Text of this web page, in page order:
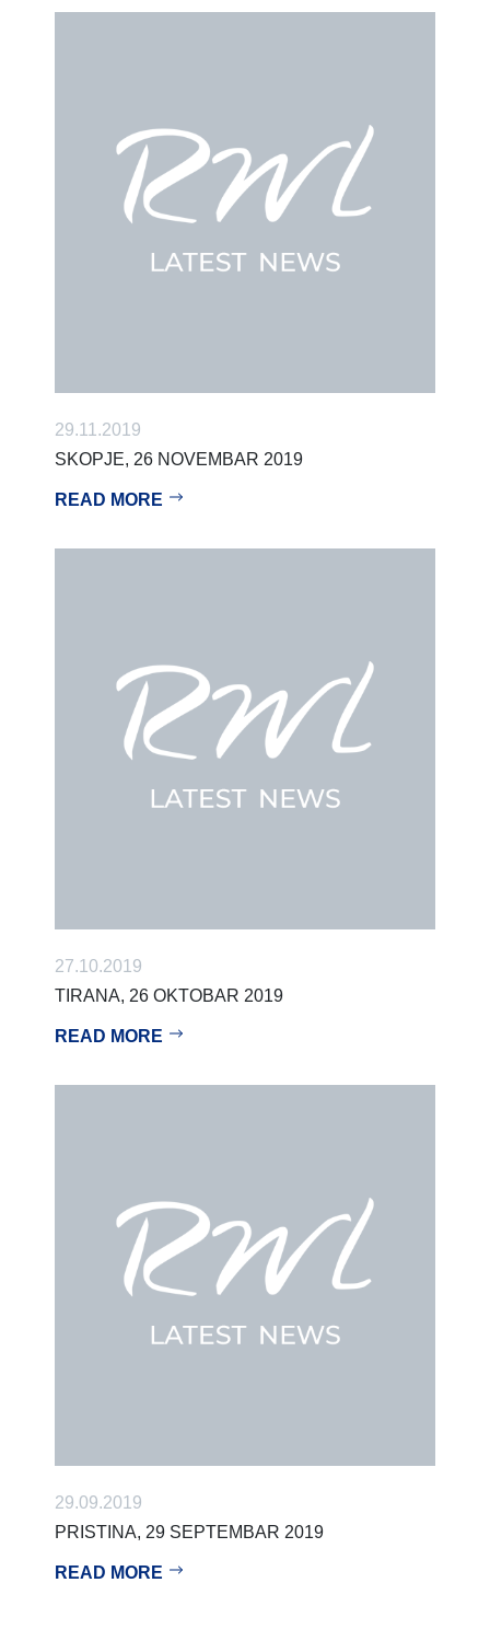
29.11.2019
SKOPJE, 26 NOVEMBAR 2019
READ MORE
27.10.2019
TIRANA, 26 OKTOBAR 2019
READ MORE
29.09.2019
PRISTINA, 29 SEPTEMBAR 2019
READ MORE